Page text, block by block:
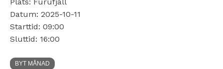
Plats: Furufjäll
Datum: 2025-10-11
Starttid: 09:00
Sluttid: 16:00
BYT MÅNAD